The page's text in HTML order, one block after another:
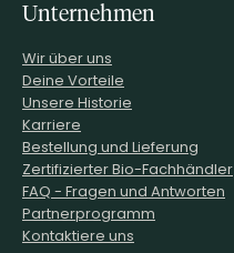
Unternehmen
Wir über uns
Deine Vorteile
Unsere Historie
Karriere
Bestellung und Lieferung
Zertifizierter Bio-Fachhändler
FAQ - Fragen und Antworten
Partnerprogramm
Kontaktiere uns